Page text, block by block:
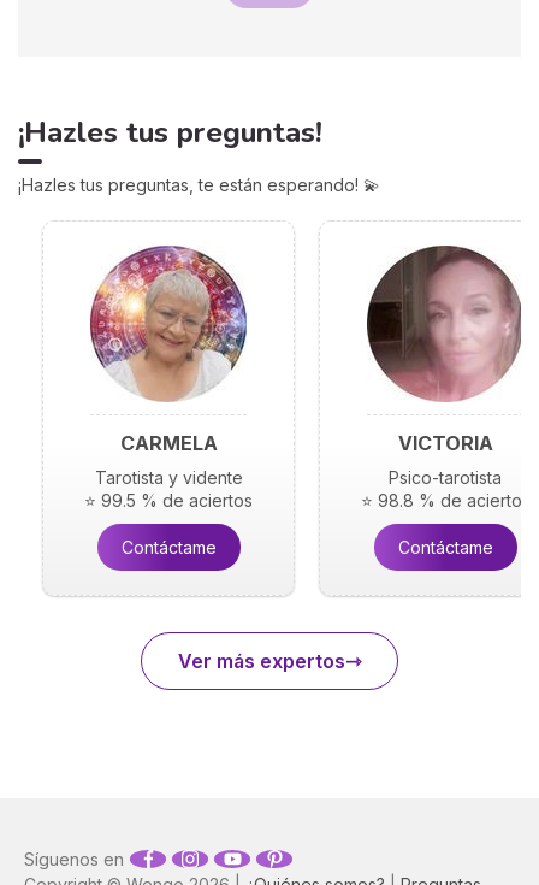
¡Hazles tus preguntas!
¡Hazles tus preguntas, te están esperando! 💫
CARMELA
Tarotista y vidente
⭐ 99.5 % de aciertos
Contáctame
VICTORIA
Psico-tarotista
⭐ 98.8 % de aciertos
Contáctame
Ver más expertos
Síguenos en